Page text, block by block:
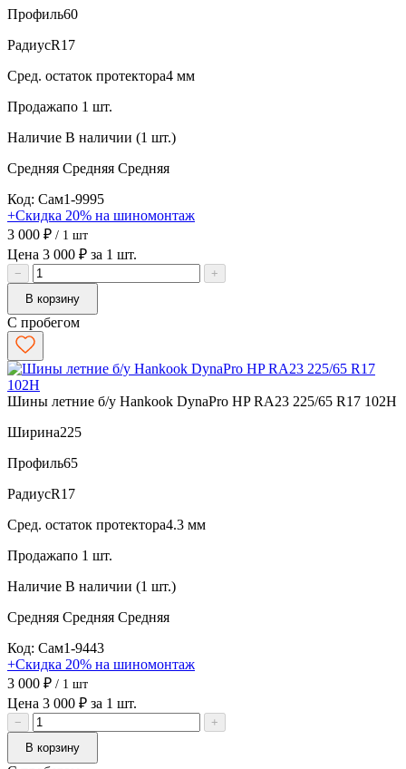
Профиль60
РадиусR17
Сред. остаток протектора4 мм
Продажапо 1 шт.
Наличие В наличии (1 шт.)
Средняя Средняя Средняя
Код: Сам1-9995
+Скидка 20% на шиномонтаж
3 000 ₽ / 1 шт
Цена 3 000 ₽ за 1 шт.
−
+
В корзину
С пробегом
Шины летние б/у Hankook DynaPro HP RA23 225/65 R17 102H
Ширина225
Профиль65
РадиусR17
Сред. остаток протектора4.3 мм
Продажапо 1 шт.
Наличие В наличии (1 шт.)
Средняя Средняя Средняя
Код: Сам1-9443
+Скидка 20% на шиномонтаж
3 000 ₽ / 1 шт
Цена 3 000 ₽ за 1 шт.
−
+
В корзину